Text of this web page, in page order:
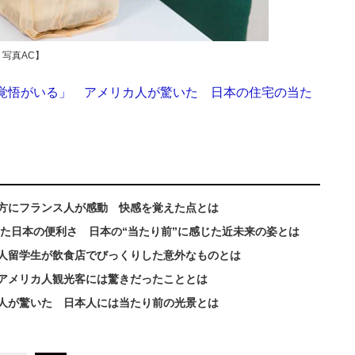
真AC】
悟がいる」 アメリカ人が驚いた 日本の住宅の当た
フランス人が感動 快感を覚えた点とは
日本の便利さ 日本の“当たり前”に感じた近未来の姿とは
学生が飲食店でびっくりした意外なものとは
リカ人観光客には驚きだったこととは
が驚いた 日本人には当たり前の光景とは